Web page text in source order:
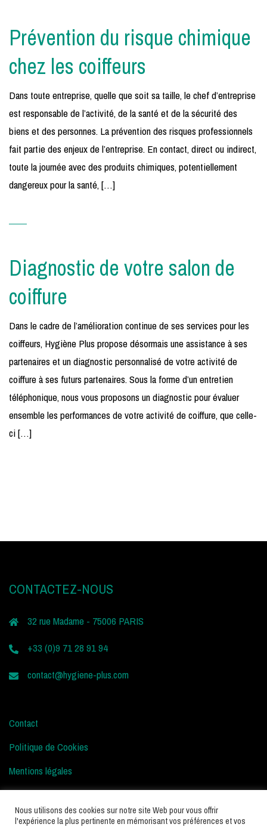
Prévention du risque chimique
chez les coiffeurs
Dans toute entreprise, quelle que soit sa taille, le chef d’entreprise
est responsable de l’activité, de la santé et de la sécurité des
biens et des personnes. La prévention des risques professionnels
fait partie des enjeux de l’entreprise. En contact, direct ou indirect,
toute la journée avec des produits chimiques, potentiellement
dangereux pour la santé, […]
Diagnostic de votre salon de
coiffure
Dans le cadre de l’amélioration continue de ses services pour les
coiffeurs, Hygiène Plus propose désormais une assistance à ses
partenaires et un diagnostic personnalisé de votre activité de
coiffure à ses futurs partenaires. Sous la forme d’un entretien
téléphonique, nous vous proposons un diagnostic pour évaluer
ensemble les performances de votre activité de coiffure, que celle-
ci […]
CONTACTEZ-NOUS
32 rue Madame - 75006 PARIS
+33 (0)9 71 28 91 94
contact@hygiene-plus.com
Contact
Politique de Cookies
Mentions légales
Conditions d’Utilisation
Nous utilisons des cookies sur notre site Web pour vous offrir
l'expérience la plus pertinente en mémorisant vos préférences et vos